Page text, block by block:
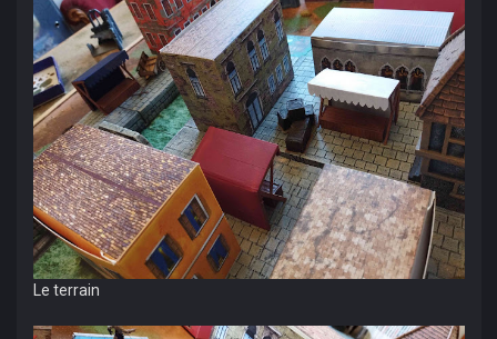
Le terrain